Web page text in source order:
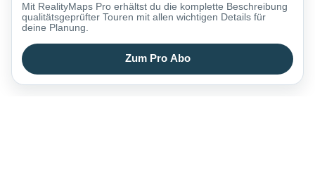
Mit RealityMaps Pro erhältst du die komplette Beschreibung
qualitätsgeprüfter Touren mit allen wichtigen Details für
deine Planung.
Zum Pro Abo